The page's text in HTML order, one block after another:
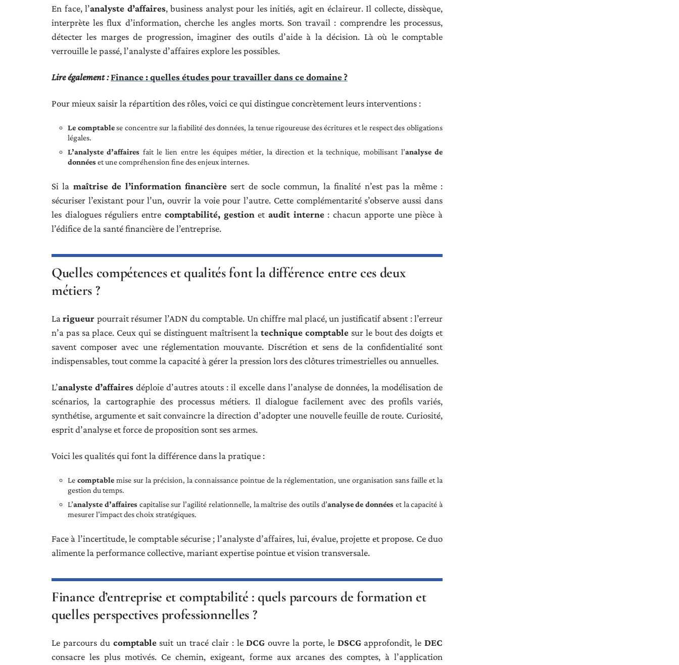
En face, l’analyste d’affaires, business analyst pour les initiés, agit en éclaireur. Il collecte, dissèque,
interprète les flux d’information, cherche les angles morts. Son travail : comprendre les processus,
détecter les marges de progression, imaginer des outils d’aide à la décision. Là où le comptable
verrouille le passé, l’analyste d’affaires explore les possibles.
Lire également :Finance : quelles études pour travailler dans ce domaine ?
Pour mieux saisir la répartition des rôles, voici ce qui distingue concrètement leurs interventions :
Le comptablese concentre sur la fiabilité des données, la tenue rigoureuse des écritures et le respect des obligations
légales.
L’analyste d’affaires fait le lien entre les équipes métier, la direction et la technique, mobilisant l’analyse de
données et une compréhension fine des enjeux internes.
Si la maîtrise de l’information financièresert de socle commun, la finalité n’est pas la même :
sécuriser l’existant pour l’un, ouvrir la voie pour l’autre. Cette complémentarité s’observe aussi dans
les dialogues réguliers entre comptabilité, gestion etaudit interne: chacun apporte une pièce à
l’édifice de la santé financière de l’entreprise.
Quelles compétences et qualités font la différence entre ces deux
métiers ?
Larigueur pourrait résumer l’ADN du comptable. Un chiffre mal placé, un justificatif absent : l’erreur
n’a pas sa place. Ceux qui se distinguent maîtrisent latechnique comptable sur le bout des doigts et
savent composer avec une réglementation mouvante. Discrétion et sens de la confidentialité sont
indispensables, tout comme la capacité à gérer la pression lors des clôtures trimestrielles ou annuelles.
L’analyste d’affaires déploie d’autres atouts : il excelle dans l’analyse de données, la modélisation de
scénarios, la cartographie des processus métiers. Il dialogue facilement avec des profils variés,
synthétise, argumente et sait convaincre la direction d’adopter une nouvelle feuille de route. Curiosité,
esprit d’analyse et force de proposition sont ses armes.
Voici les qualités qui font la différence dans la pratique :
Le comptable mise sur la précision, la connaissance pointue de la réglementation, une organisation sans faille et la
gestion du temps.
L’analyste d’affaires capitalise sur l’agilité relationnelle, la maîtrise des outils d’analyse de données et la capacité à
mesurer l’impact des choix stratégiques.
Face à l’incertitude, le comptable sécurise ; l’analyste d’affaires, lui, évalue, projette et propose. Ce duo
alimente la performance collective, mariant expertise pointue et vision transversale.
Finance d’entreprise et comptabilité : quels parcours de formation et
quelles perspectives professionnelles ?
Le parcours du comptablesuit un tracé clair : leDCG ouvre la porte, le DSCGapprofondit, leDEC
consacre les plus motivés. Ce chemin, exigeant, forme aux arcanes des comptes, à l’application